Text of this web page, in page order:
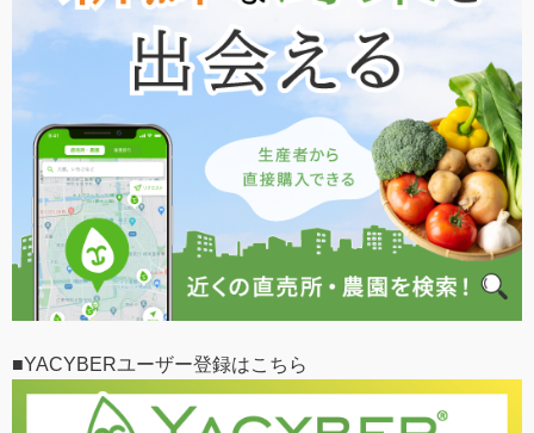
■YACYBERユーザー登録はこちら